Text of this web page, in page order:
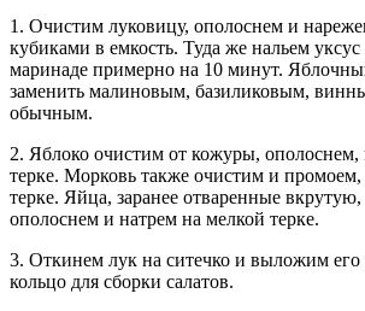
1. Очистим луковицу, ополоснем и
кубиками в емкость. Туда же нальем
маринаде примерно на 10 минут.
заменить малиновым, базиликовым,
обычным.
2. Яблоко очистим от кожуры, ополоснем,
терке. Морковь также очистим и
терке. Яйца, заранее отваренные
ополоснем и натрем на мелкой терке.
3. Откинем лук на ситечко и выложим его
кольцо для сборки салатов.